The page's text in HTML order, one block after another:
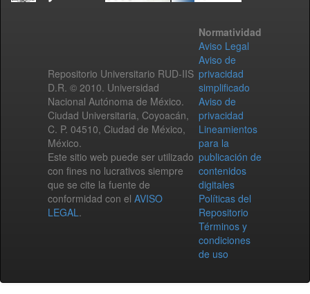
Repositorio Universitario RUD-IIS
D.R. © 2010. Universidad
Nacional Autónoma de México.
Ciudad Universitaria, Coyoacán,
C. P. 04510, Ciudad de México,
México.
Este sitio web puede ser utilizado
con fines no lucrativos siempre
que se cite la fuente de
conformidad con el AVISO
LEGAL.
Normatividad
Aviso Legal
Aviso de
privacidad
simplificado
Aviso de
privacidad
Lineamientos
para la
publicación de
contenidos
digitales
Políticas del
Repositorio
Términos y
condiciones
de uso